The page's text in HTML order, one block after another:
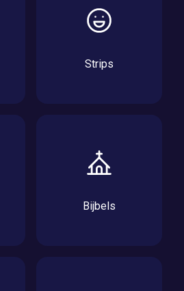
Strips
Bijbels